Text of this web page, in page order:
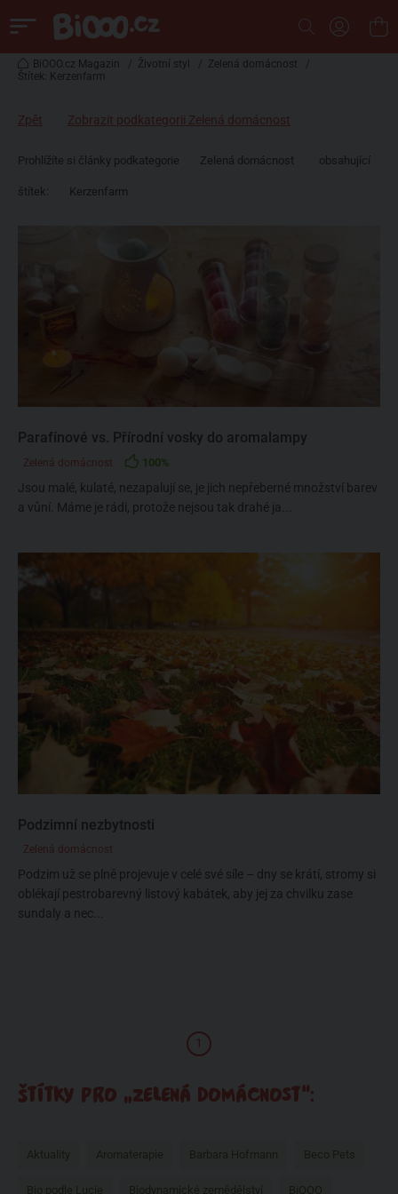
BiOOO.cz Magazin / Životní styl / Zelená domácnost
/
Štítek: Kerzenfarm
Zpět Zobrazit podkategorii Zelená domácnost
Prohlížíte si články podkategorie Zelená domácnost obsahující
štítek: Kerzenfarm
Parafínové vs. Přírodní vosky do aromalampy
Zelená domácnost 100%
Jsou malé, kulaté, nezapalují se, je jich nepřeberné množství barev
a vůní. Máme je rádi, protože nejsou tak drahé ja...
Podzimní nezbytnosti
Zelená domácnost
Podzim už se plně projevuje v celé své síle – dny se krátí, stromy si
oblékají pestrobarevný listový kabátek, aby jej za chvilku zase
sundaly a nec...
1
ŠTÍTKY PRO „ZELENÁ DOMÁCNOST“:
Aktuality Aromaterapie Barbara Hofmann Beco Pets
Bio podle Lucie Biodynamické zemědělství BiOOO